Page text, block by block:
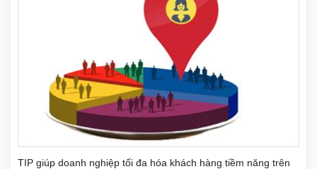
TIP giúp doanh nghiệp tối đa hóa khách hàng tiềm năng trên